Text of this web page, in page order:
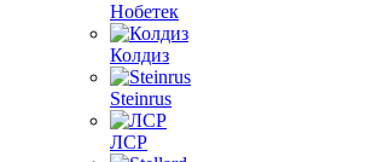
Нобетек
Колдиз
Steinrus
ЛСР